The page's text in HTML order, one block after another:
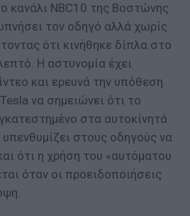
κανάλι NBC10 της Βοστώνης
τον οδηγό αλλά χωρίς
ότι κινήθηκε δίπλα στο
Η αστυνομία έχει
και ερευνά την υπόθεση
να σημειώνει ότι το
στα αυτοκίνητά
στους οδηγούς να
ότι η χρήση του «αυτόματου
όταν οι προειδοποιήσεις